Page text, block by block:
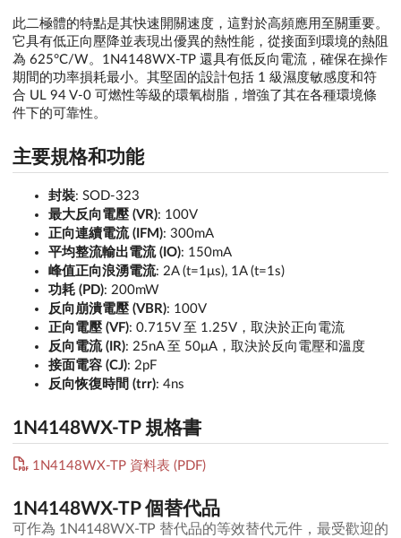
此二極體的特點是其快速開關速度，這對於高頻應用至關重要。
它具有低正向壓降並表現出優異的熱性能，從接面到環境的熱阻
為 625°C/W。1N4148WX-TP 還具有低反向電流，確保在操作
期間的功率損耗最小。其堅固的設計包括 1 級濕度敏感度和符
合 UL 94 V-0 可燃性等級的環氧樹脂，增強了其在各種環境條
件下的可靠性。
主要規格和功能
封裝: SOD-323
最大反向電壓 (VR): 100V
正向連續電流 (IFM): 300mA
平均整流輸出電流 (IO): 150mA
峰值正向浪湧電流: 2A (t=1μs), 1A (t=1s)
功耗 (PD): 200mW
反向崩潰電壓 (VBR): 100V
正向電壓 (VF): 0.715V 至 1.25V，取決於正向電流
反向電流 (IR): 25nA 至 50μA，取決於反向電壓和溫度
接面電容 (CJ): 2pF
反向恢復時間 (trr): 4ns
1N4148WX-TP 規格書
1N4148WX-TP 資料表 (PDF)
1N4148WX-TP 個替代品
可作為 1N4148WX-TP 替代品的等效替代元件，最受歡迎的